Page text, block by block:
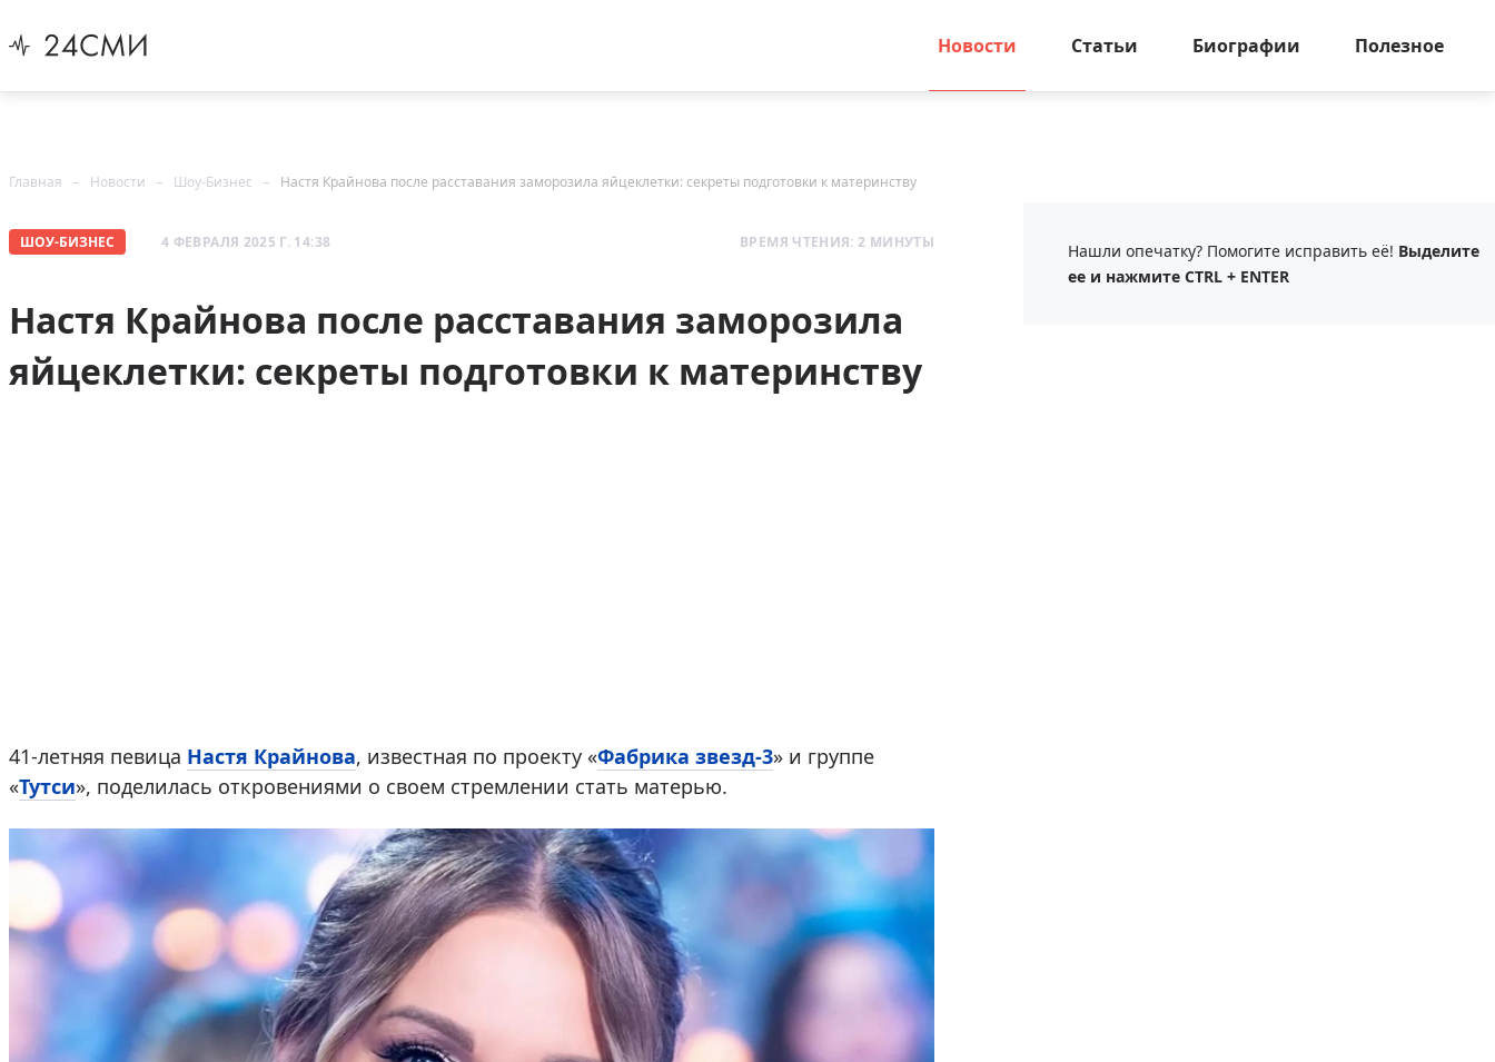
Новости Статьи Биографии Полезное
Главная Новости Шоу-Бизнес Настя Крайнова после расставания заморозила яйцеклетки: секреты подготовки к материнству
ШОУ-БИЗНЕС 4 ФЕВРАЛЯ 2025 Г. 14:38 ВРЕМЯ ЧТЕНИЯ: 2 МИНУТЫ
Настя Крайнова после расставания заморозила
яйцеклетки: секреты подготовки к материнству
41-летняя певица Настя Крайнова, известная по проекту «Фабрика звезд-3» и группе
«Тутси», поделилась откровениями о своем стремлении стать матерью.
Нашли опечатку? Помогите исправить её! Выделите
ее и нажмите CTRL + ENTER